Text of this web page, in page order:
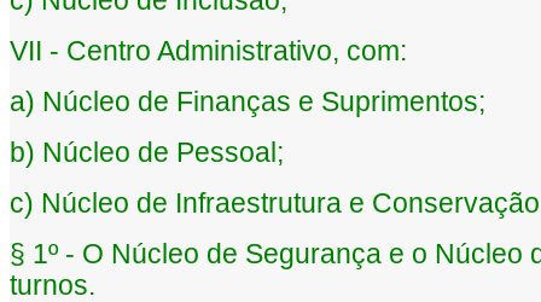
VII - Centro Administrativo, com:
a) Núcleo de Finanças e Suprimentos;
b) Núcleo de Pessoal;
c) Núcleo de Infraestrutura e
§ 1º - O Núcleo de Segurança e o
turnos.